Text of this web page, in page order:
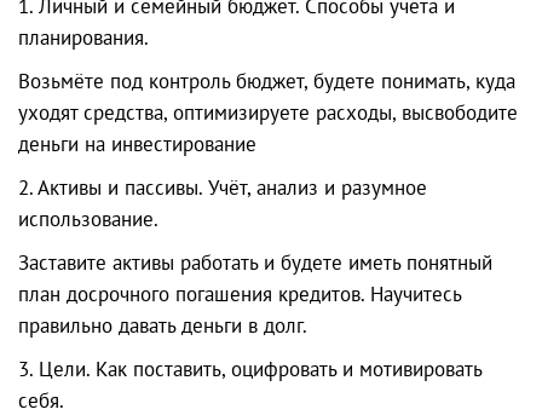
1. Личный и семейный бюджет. Способы учёта и
планирования.
Возьмёте под контроль бюджет, будете понимать, куда
уходят средства, оптимизируете расходы, высвободите
деньги на инвестирование
2. Активы и пассивы. Учёт, анализ и разумное
использование.
Заставите активы работать и будете иметь понятный
план досрочного погашения кредитов. Научитесь
правильно давать деньги в долг.
3. Цели. Как поставить, оцифровать и мотивировать
себя.